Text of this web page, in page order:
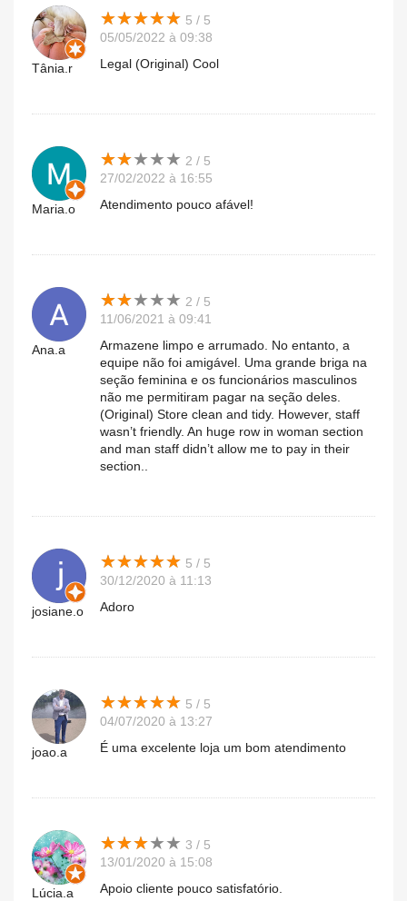
Tânia.r
★★★★★
★★★★★ 5 / 5
05/05/2022 à 09:38
Legal (Original) Cool
Maria.o
★★★★★
★★★★★ 2 / 5
27/02/2022 à 16:55
Atendimento pouco afável!
Ana.a
★★★★★
★★★★★ 2 / 5
11/06/2021 à 09:41
Armazene limpo e arrumado. No entanto, a
equipe não foi amigável. Uma grande briga na
seção feminina e os funcionários masculinos
não me permitiram pagar na seção deles.
(Original) Store clean and tidy. However, staff
wasn’t friendly. An huge row in woman section
and man staff didn’t allow me to pay in their
section..
josiane.o
★★★★★
★★★★★ 5 / 5
30/12/2020 à 11:13
Adoro
joao.a
★★★★★
★★★★★ 5 / 5
04/07/2020 à 13:27
É uma excelente loja um bom atendimento
Lúcia.a
★★★★★
★★★★★ 3 / 5
13/01/2020 à 15:08
Apoio cliente pouco satisfatório.